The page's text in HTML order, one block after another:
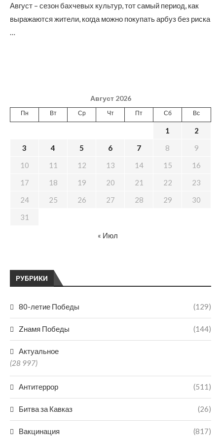
Август – сезон бахчевых культур, тот самый период, как
выражаются жители, когда можно покупать арбуз без риска
…
РУБРИКИ
80-летие Победы (129)
Zнамя Победы (144)
Актуальное
(28 997)
Антитеррор (511)
Битва за Кавказ (26)
Вакцинация (817)
Август 2026
Пн Вт Ср Чт Пт Сб Вс
1
2
3
4 5 6 7 8
9
10
11 12 13 14 15
16
17
18 19 20 21 22
23
24
25 26 27 28 29
30
31
« Июл